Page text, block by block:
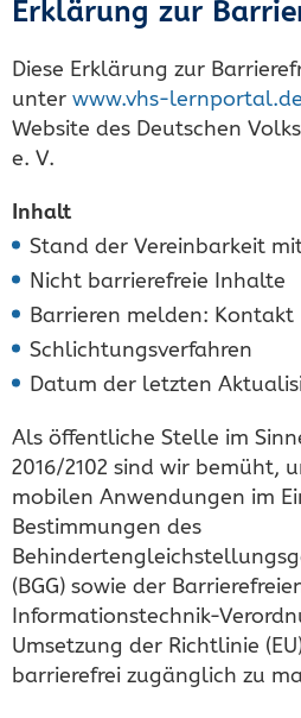
Erklärung zur
Diese Erklärung zur
unter www.vhs-lernportal.de
Website des Deutschen
e. V.
Inhalt
Stand der Vereinbarkeit
Nicht barrierefreie Inhalte
Barrieren melden: Kontakt
Schlichtungsverfahren
Datum der letzten
Als öffentliche Stelle im
2016/2102 sind wir bemüht,
mobilen Anwendungen im
Bestimmungen des
(BGG) sowie der
Informationstechnik-
Umsetzung der Richtlinie
barrierefrei zugänglich zu